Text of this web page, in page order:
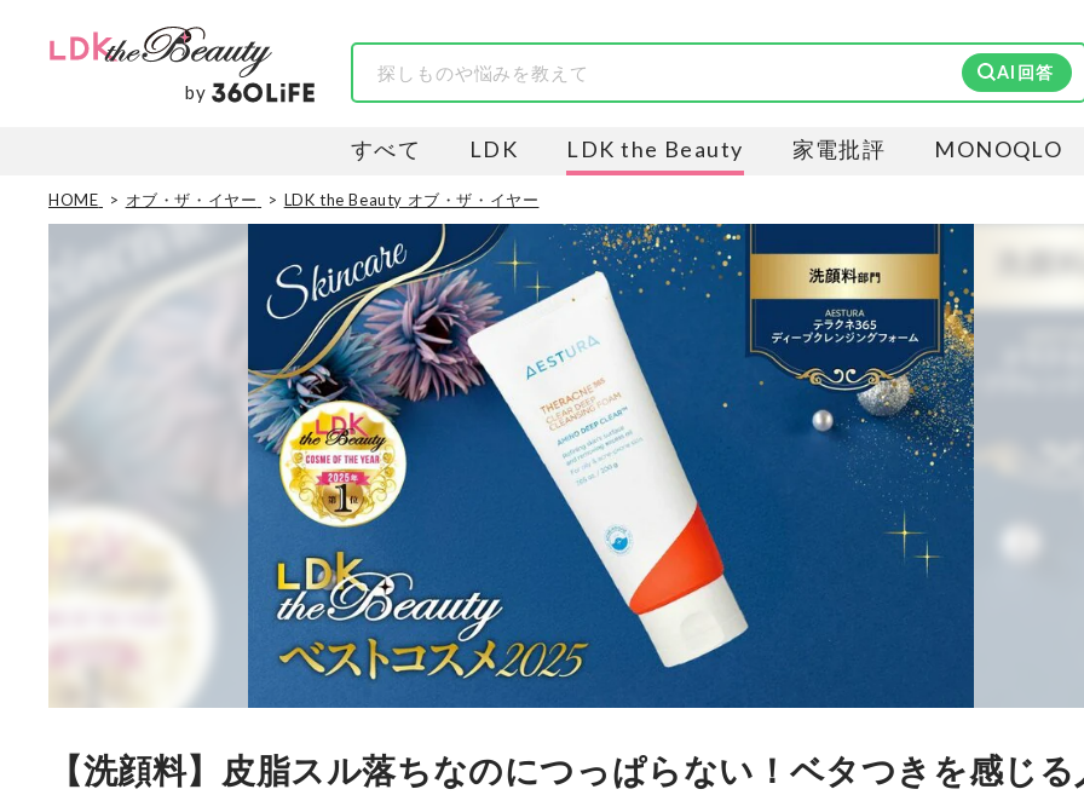
by
AI回答
すべて LDK LDK the Beauty 家電批評 MONOQLO
HOME オブ・ザ・イヤー LDK the Beauty オブ・ザ・イヤー
【洗顔料】皮脂スル落ちなのにつっぱらない！ベタつきを感じ